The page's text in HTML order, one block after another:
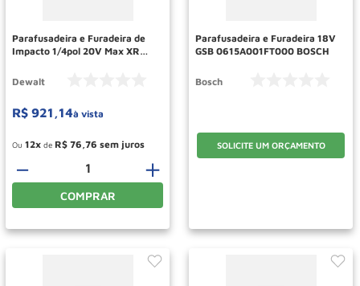
Parafusadeira e Furadeira de
Impacto 1/4pol 20V Max XR
Dewalt
R$ 921 ,14à vista
Ou 12 de R$ 76 76
＋
－
COMPRAR
Parafusadeira e Furadeira 18V
GSB 0615A001FT000 BOSCH
Bosch
SOLICITE UM ORÇAMENTO